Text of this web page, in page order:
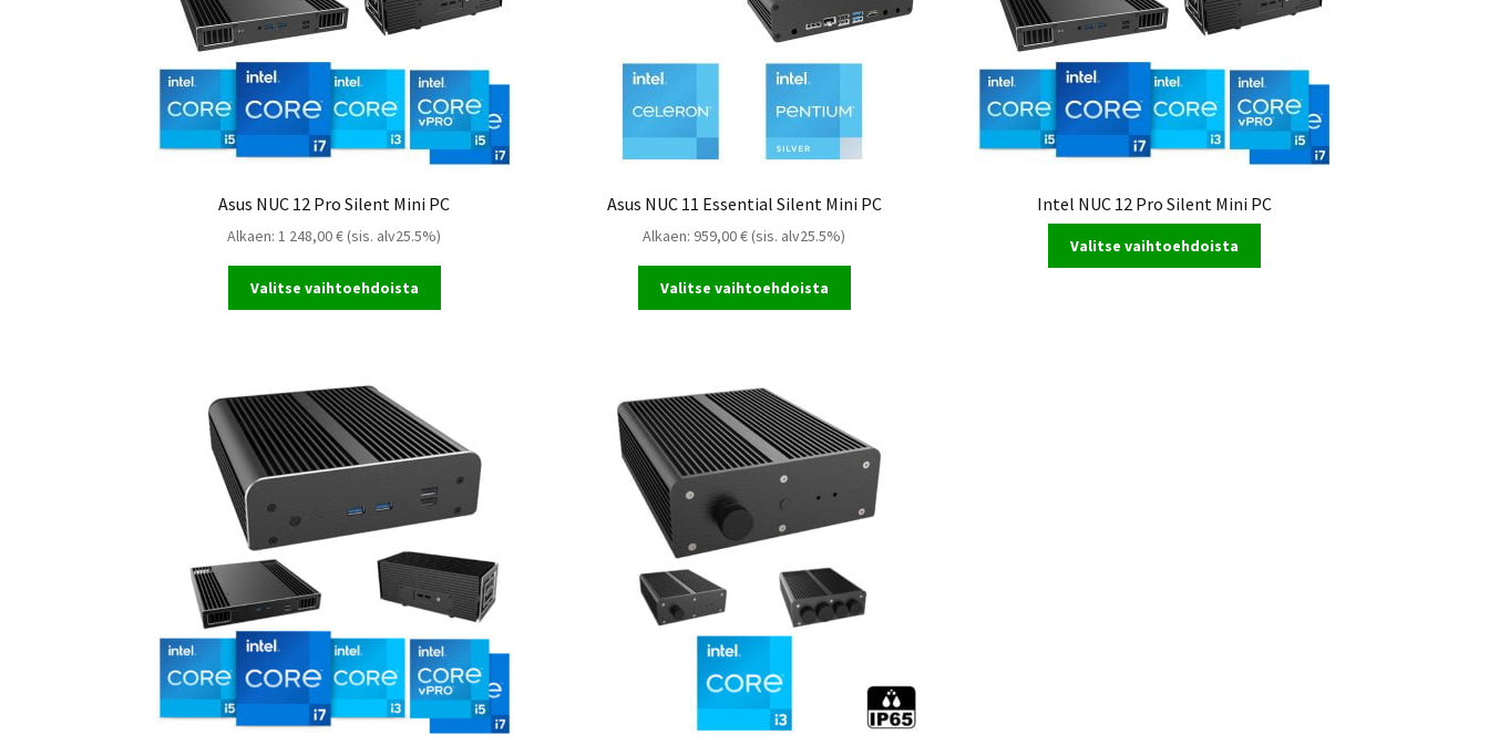
Asus NUC 12 Pro Silent Mini PC
Alkaen:1 248,00€ (sis. alv25.5%)
Valitse vaihtoehdoista
Asus NUC 11 Essential Silent Mini PC
Alkaen: 959,00€ (sis. alv25.5%)
Valitse vaihtoehdoista
Intel NUC 12 Pro Silent Mini PC
Valitse vaihtoehdoista